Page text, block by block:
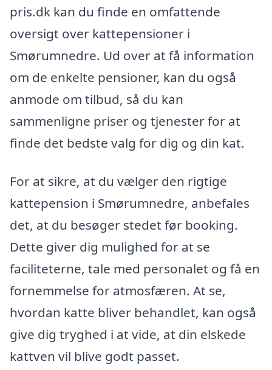
pris.dk kan du finde en omfattende
oversigt over kattepensioner i
Smørumnedre. Ud over at få information
om de enkelte pensioner, kan du også
anmode om tilbud, så du kan
sammenligne priser og tjenester for at
finde det bedste valg for dig og din kat.
For at sikre, at du vælger den rigtige
kattepension i Smørumnedre, anbefales
det, at du besøger stedet før booking.
Dette giver dig mulighed for at se
faciliteterne, tale med personalet og få en
fornemmelse for atmosfæren. At se,
hvordan katte bliver behandlet, kan også
give dig tryghed i at vide, at din elskede
kattven vil blive godt passet.